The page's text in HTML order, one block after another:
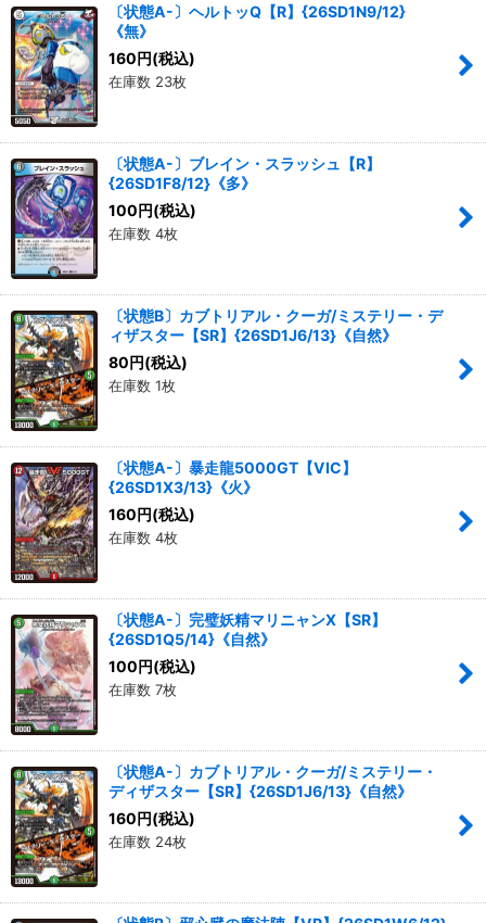
〔状態A-〕ヘルトッQ【R】{26SD1N9/12}
《無》
160円(税込)
在庫数 23枚
〔状態A-〕ブレイン・スラッシュ【R】
{26SD1F8/12}《多》
100円(税込)
在庫数 4枚
〔状態B〕カブトリアル・クーガ/ミステリー・デ
ィザスター【SR】{26SD1J6/13}《自然》
80円(税込)
在庫数 1枚
〔状態A-〕暴走龍5000GT【VIC】
{26SD1X3/13}《火》
160円(税込)
在庫数 4枚
〔状態A-〕完璧妖精マリニャンX【SR】
{26SD1Q5/14}《自然》
100円(税込)
在庫数 7枚
〔状態A-〕カブトリアル・クーガ/ミステリー・
ディザスター【SR】{26SD1J6/13}《自然》
160円(税込)
在庫数 24枚